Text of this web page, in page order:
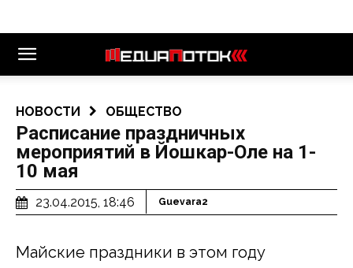
НОВОСТИ ОБЩЕСТВО
Расписание праздничных
мероприятий в Йошкар-Оле на 1-
10 мая
23.04.2015, 18:46 Guevara2
Майские праздники в этом году